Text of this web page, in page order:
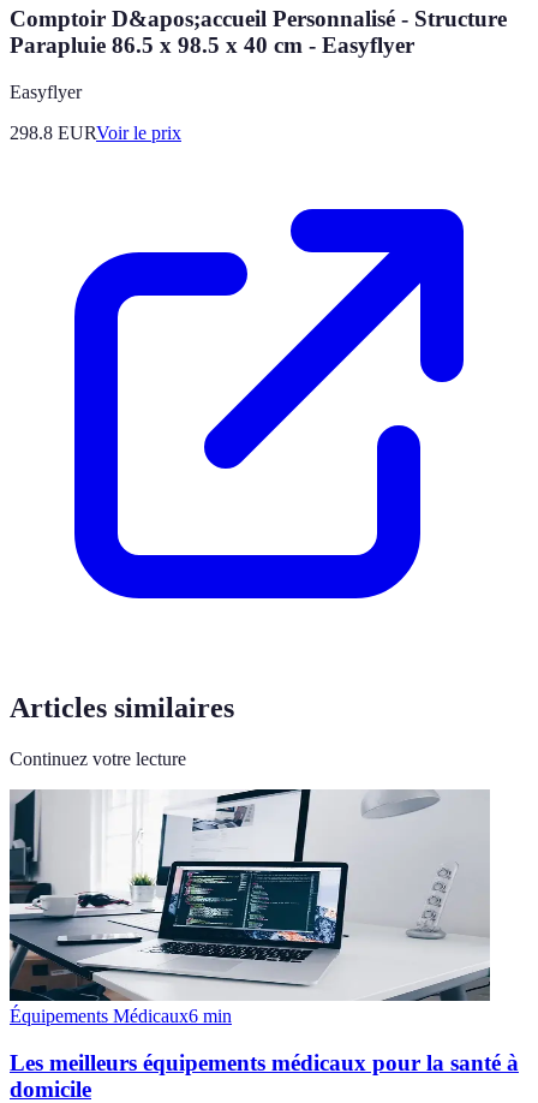
Comptoir D&apos;accueil Personnalisé - Structure
Parapluie 86.5 x 98.5 x 40 cm - Easyflyer
Easyflyer
298.8 EURVoir le prix
Articles similaires
Continuez votre lecture
Équipements Médicaux6 min
Les meilleurs équipements médicaux pour la santé à
domicile